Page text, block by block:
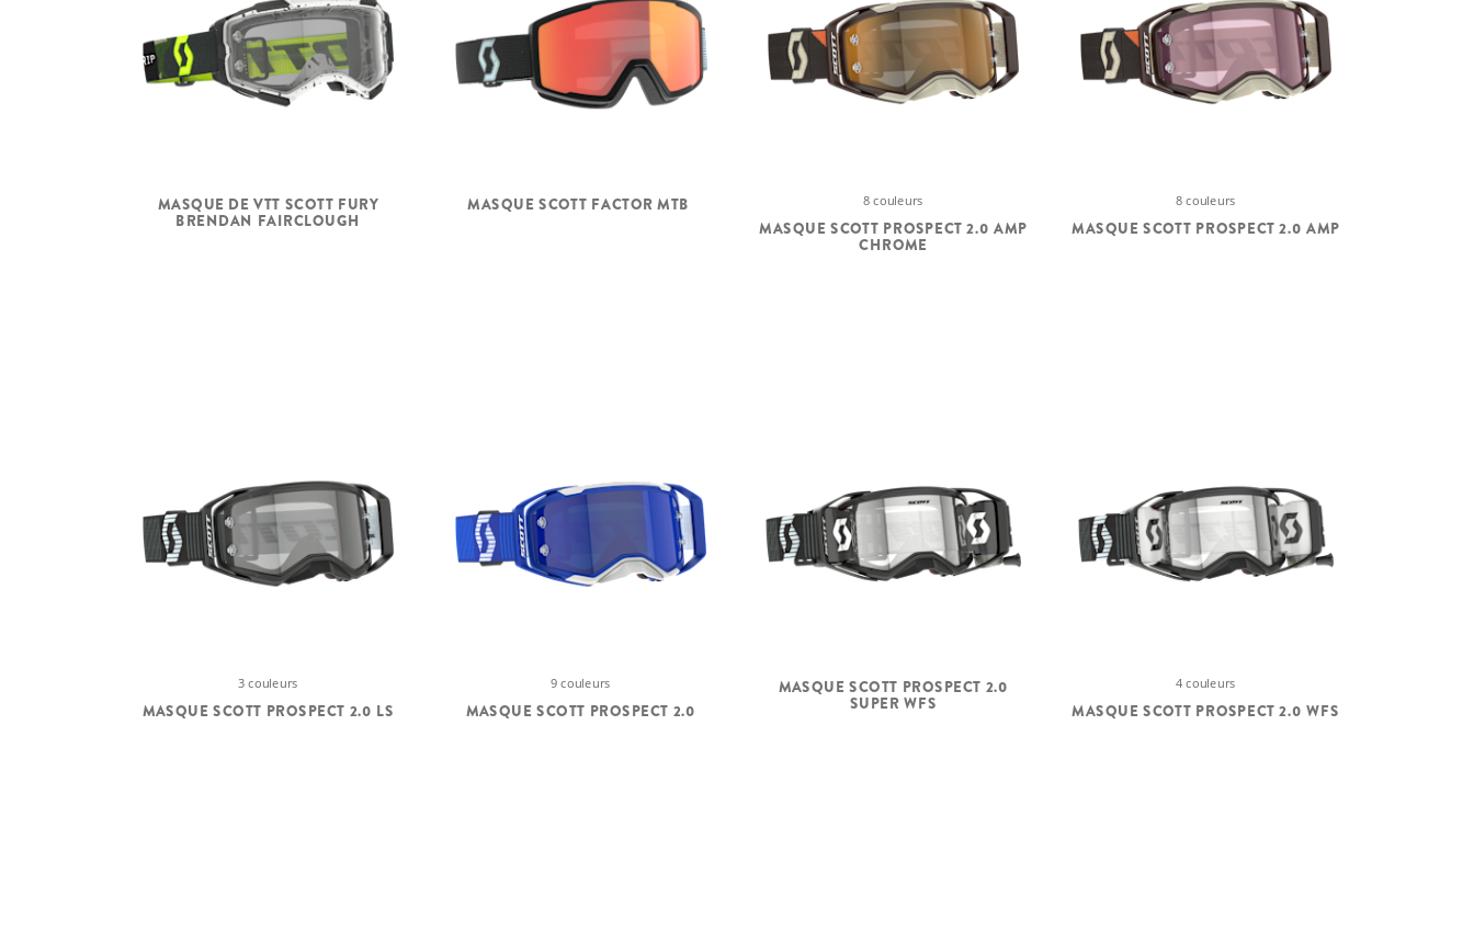
MASQUE DE VTT SCOTT FURY
BRENDAN FAIRCLOUGH
MASQUE SCOTT FACTOR MTB 8 couleurs
MASQUE SCOTT PROSPECT 2.0 AMP
CHROME
8 couleurs
MASQUE SCOTT PROSPECT 2.0 AMP
3 couleurs
MASQUE SCOTT PROSPECT 2.0 LS
9 couleurs
MASQUE SCOTT PROSPECT 2.0
MASQUE SCOTT PROSPECT 2.0
SUPER WFS
4 couleurs
MASQUE SCOTT PROSPECT 2.0 WFS